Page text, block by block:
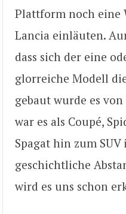
Plattform noch eine
Lancia einläuten.
dass sich der eine
glorreiche Modell
gebaut wurde es
war es als Coupé,
Spagat hin zum
geschichtliche
wird es uns schon